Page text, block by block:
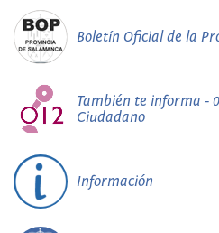
Boletín Oficial de la
También te informa -
Ciudadano
Información